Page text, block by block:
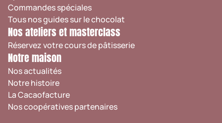
Commandes spéciales
Tous nos guides sur le chocolat
Nos ateliers et masterclass
Réservez votre cours de pâtisserie
Notre maison
Nos actualités
Notre histoire
La Cacaofacture
Nos coopératives partenaires